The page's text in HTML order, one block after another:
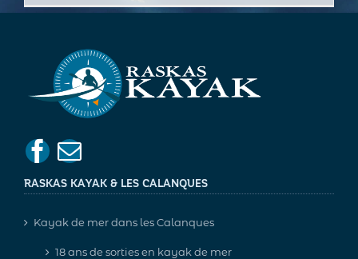
RASKAS KAYAK & LES CALANQUES
Kayak de mer dans les Calanques
18 ans de sorties en kayak de mer